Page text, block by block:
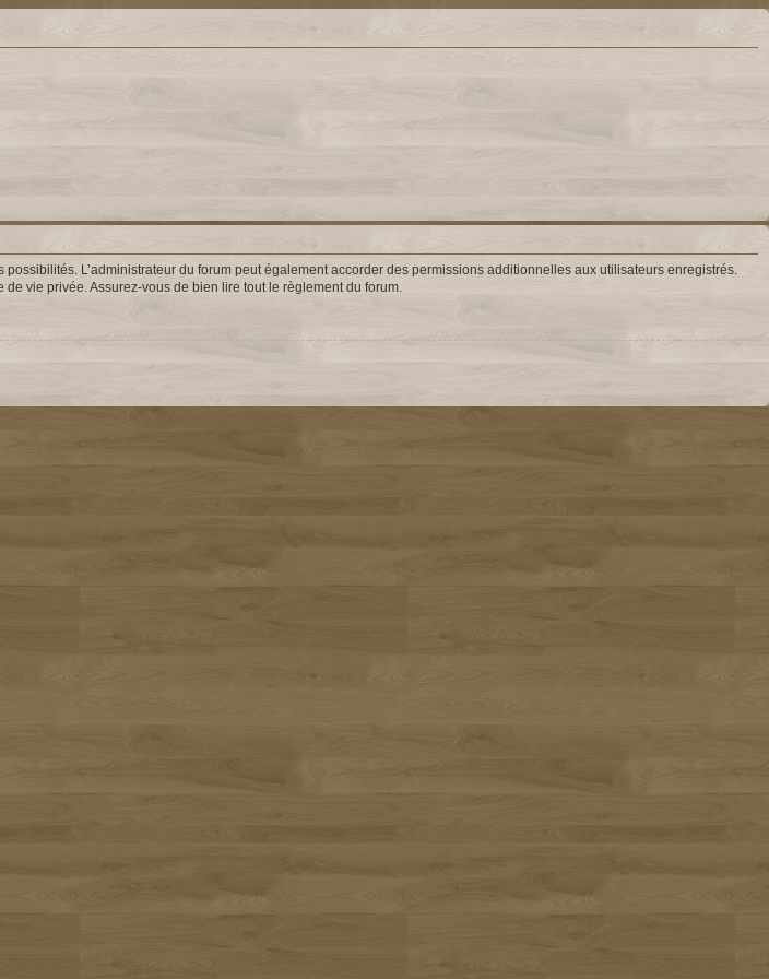
L’administrateur du forum peut également accorder des permissions additionnelles aux utilisateurs enregistrés.
vie privée. Assurez-vous de bien lire tout le règlement du forum.